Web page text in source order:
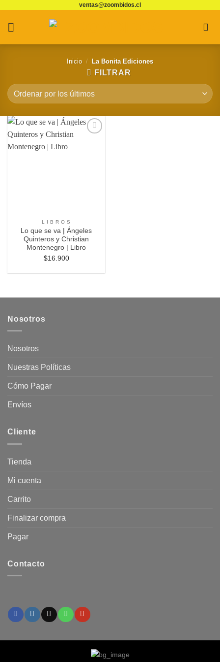
contenido
ventas@zoombidos.cl
Inicio / La Bonita Ediciones
FILTRAR
L I B R O S
Lo que se va | Ángeles
Quinteros y Christian
Montenegro | Libro
$16.900
Nosotros
Nosotros
Nuestras Políticas
Cómo Pagar
Envíos
Cliente
Tienda
Mi cuenta
Carrito
Finalizar compra
Pagar
Contacto